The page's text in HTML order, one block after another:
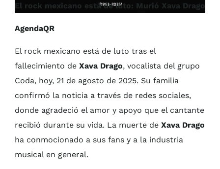
El rock mexicano está de luto: Murió Xava Drago
AgendaQR
El rock mexicano está de luto tras el
fallecimiento de Xava Drago, vocalista del grupo
Coda, hoy, 21 de agosto de 2025. Su familia
confirmó la noticia a través de redes sociales,
donde agradeció el amor y apoyo que el cantante
recibió durante su vida. La muerte de Xava Drago
ha conmocionado a sus fans y a la industria
musical en general.